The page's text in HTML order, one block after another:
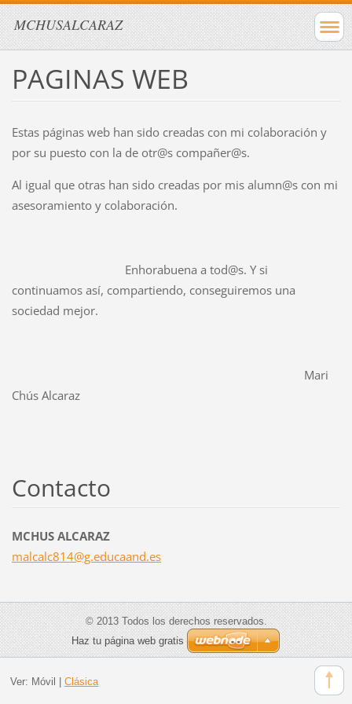
MCHUSALCARAZ
PAGINAS WEB
Estas páginas web han sido creadas con mi colaboración y
por su puesto con la de otr@s compañer@s.
Al igual que otras han sido creadas por mis alumn@s con mi
asesoramiento y colaboración.
Enhorabuena a tod@s. Y si
continuamos así, compartiendo, conseguiremos una
sociedad mejor.
Mari
Chús Alcaraz
Contacto
MCHUS ALCARAZ
malcalc814@g.educaand.es
© 2013 Todos los derechos reservados.
Haz tu página web gratis
Ver: Móvil Clásica